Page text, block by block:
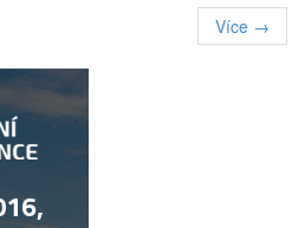
Více →